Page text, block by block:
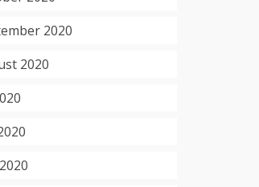
2020
2020